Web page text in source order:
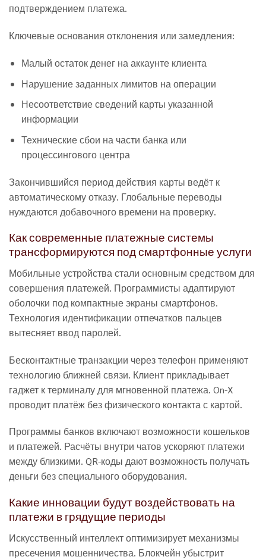
подтверждением платежа.
Ключевые основания отклонения или замедления:
Малый остаток денег на аккаунте клиента
Нарушение заданных лимитов на операции
Несоответствие сведений карты указанной
информации
Технические сбои на части банка или
процессингового центра
Закончившийся период действия карты ведёт к
автоматическому отказу. Глобальные переводы
нуждаются добавочного времени на проверку.
Как современные платежные системы
трансформируются под смартфонные услуги
Мобильные устройства стали основным средством для
совершения платежей. Программисты адаптируют
оболочки под компактные экраны смартфонов.
Технология идентификации отпечатков пальцев
вытесняет ввод паролей.
Бесконтактные транзакции через телефон применяют
технологию ближней связи. Клиент прикладывает
гаджет к терминалу для мгновенной платежа. On-X
проводит платёж без физического контакта с картой.
Программы банков включают возможности кошельков
и платежей. Расчёты внутри чатов ускоряют платежи
между близкими. QR-коды дают возможность получать
деньги без специального оборудования.
Какие инновации будут воздействовать на
платежи в грядущие периоды
Искусственный интеллект оптимизирует механизмы
пресечения мошенничества. Блокчейн убыстрит